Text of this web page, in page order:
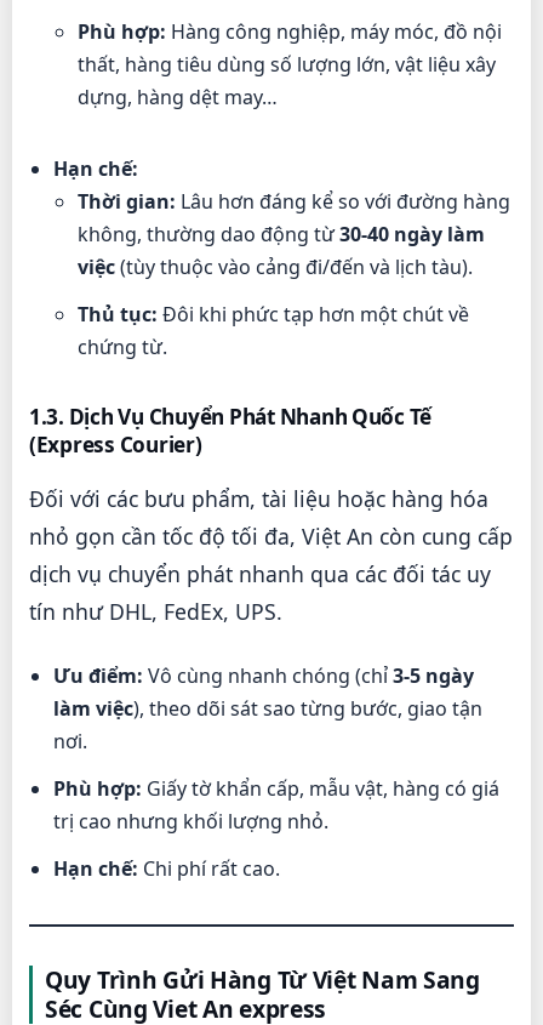
Phù hợp: Hàng công nghiệp, máy móc, đồ nội
thất, hàng tiêu dùng số lượng lớn, vật liệu xây
dựng, hàng dệt may…
Hạn chế:
Thời gian: Lâu hơn đáng kể so với đường hàng
không, thường dao động từ30-40 ngày làm
việc(tùy thuộc vào cảng đi/đến và lịch tàu).
Thủ tục: Đôi khi phức tạp hơn một chút về
chứng từ.
1.3. Dịch Vụ Chuyển Phát Nhanh Quốc Tế
(Express Courier)
Đối với các bưu phẩm, tài liệu hoặc hàng hóa
nhỏ gọn cần tốc độ tối đa, Việt An còn cung cấp
dịch vụ chuyển phát nhanh qua các đối tác uy
tín như DHL, FedEx, UPS.
Ưu điểm: Vô cùng nhanh chóng (chỉ3-5 ngày
làm việc), theo dõi sát sao từng bước, giao tận
nơi.
Phù hợp: Giấy tờ khẩn cấp, mẫu vật, hàng có giá
trị cao nhưng khối lượng nhỏ.
Hạn chế: Chi phí rất cao.
Quy Trình Gửi Hàng Từ Việt Nam Sang
Séc Cùng Viet An express